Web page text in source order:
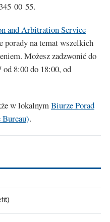
00 55.
and Arbitration Service
porady na temat wszelkich
Możesz zadzwonić do
od 8:00 do 18:00, od
w lokalnymBiurze Porad
.